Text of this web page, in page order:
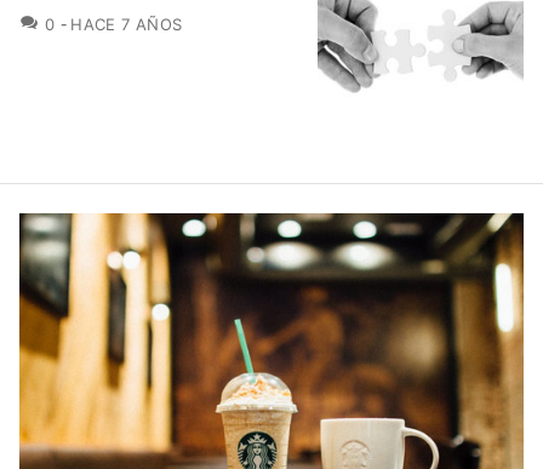
0 COMENTARIOS
HACE 7 AÑOS